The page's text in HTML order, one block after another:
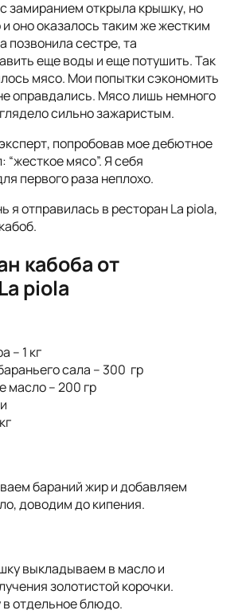
замиранием открыла крышку, но
оно оказалось таким же жестким
позвонила сестре, та
еще воды и еще потушить. Так
мясо. Мои попытки сэкономить
оправдались. Мясо лишь немного
сильно зажаристым.
попробовав мое дебютное
мясо”. Я себя
первого раза неплохо.
я отправилась в ресторан La piola,
кабоба от
piola
– 1 кг
сала – 300 гр
масло – 200 гр
бараний жир и добавляем
доводим до кипения.
выкладываем в масло и
золотистой корочки.
отдельное блюдо.